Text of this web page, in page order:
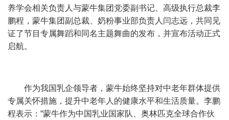
养学会相关负责人与蒙牛集团党委副书记、高级执行总裁李
鹏程，蒙牛集团副总裁、奶粉事业部负责人闫志远，共同见
证了节目专属舞蹈和同名主题舞曲的发布，并宣布活动正式
启航。
作为我国乳企领导者，蒙牛始终坚持对中老年群体提供
专属关怀措施，提升中老年人的健康水平和生活质量。李鹏
程表示： “蒙牛作为中国乳业国家队、奥林匹克全球合作伙